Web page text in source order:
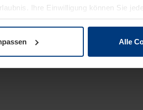
Ihre Einwilligung können Sie
ändern oder widerrufen.
Alle